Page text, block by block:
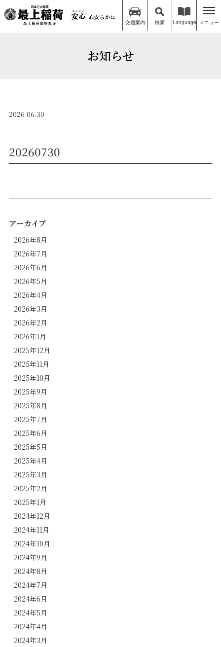
交通案内 検索 Language メニュー
お知らせ
2026.06.30
20260730
アーカイブ
2026年8月
2026年7月
2026年6月
2026年5月
2026年4月
2026年3月
2026年2月
2026年1月
2025年12月
2025年11月
2025年10月
2025年9月
2025年8月
2025年7月
2025年6月
2025年5月
2025年4月
2025年3月
2025年2月
2025年1月
2024年12月
2024年11月
2024年10月
2024年9月
2024年8月
2024年7月
2024年6月
2024年5月
2024年4月
2024年3月